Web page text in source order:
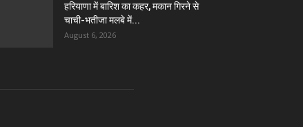
हरियाणा में बारिश का कहर, मकान गिरने से
चाची-भतीजा मलबे में...
August 6, 2026